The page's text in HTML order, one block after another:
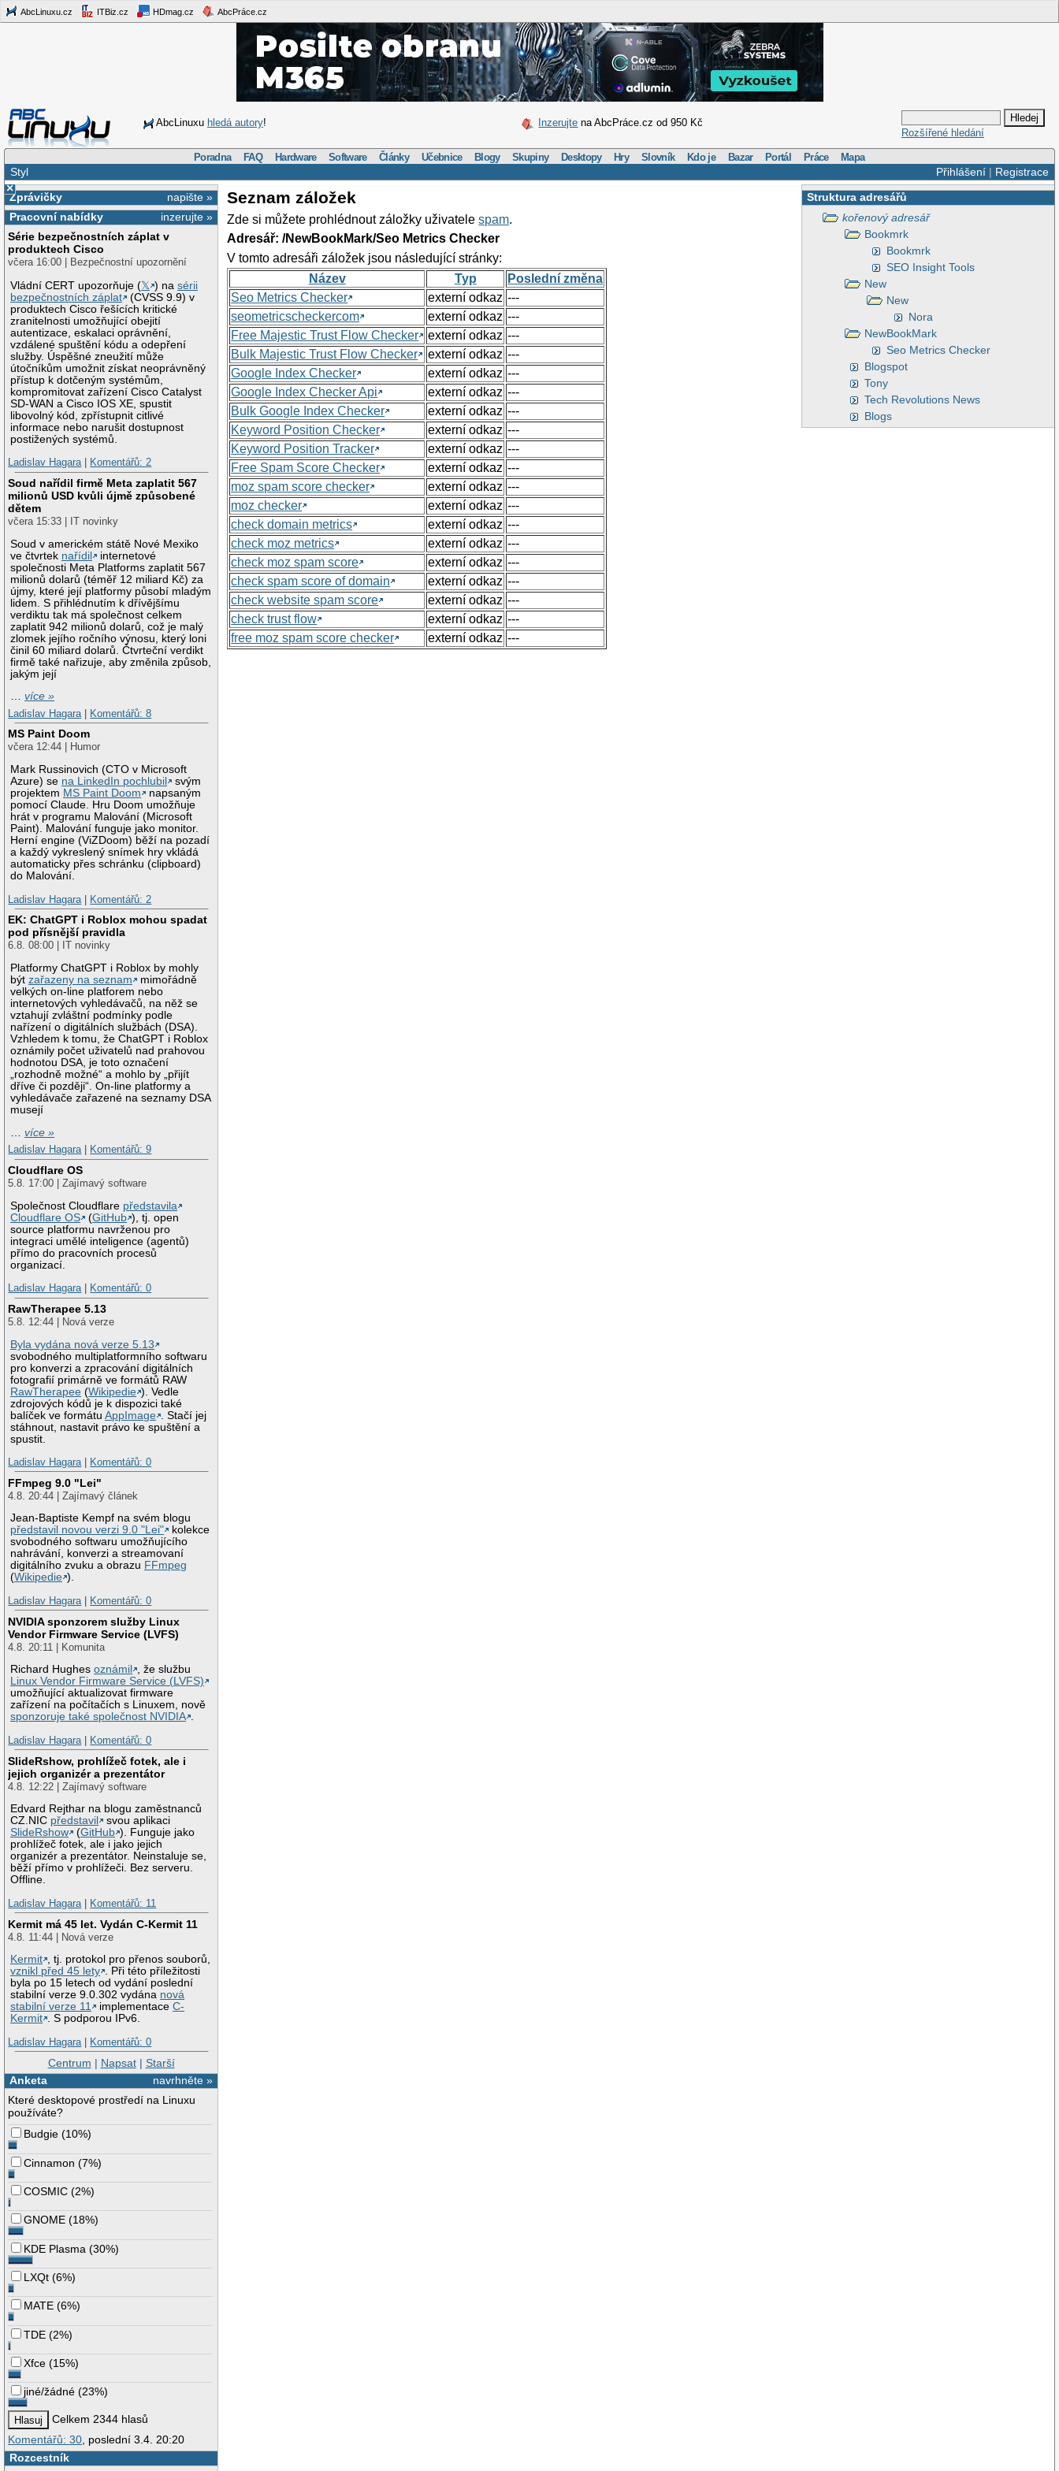
AbcLinuxu.cz ITBiz.cz HDmag.cz AbcPráce.cz
AbcLinuxu hledá autory! Inzerujte na AbcPráce.cz od 950 Kč
Rozšířené hledání
Poradna FAQ Hardware Software Články Učebnice Blogy Skupiny Desktopy Hry Slovník Kdo je Bazar Portál Práce Mapa
Přihlášení| Registrace
Styl
×
napište »
Zprávičky
inzerujte »
Pracovní nabídky
Série bezpečnostních záplat v
produktech Cisco
včera 16:00 | Bezpečnostní upozornění
Vládní CERT upozorňuje (𝕏 ) nasérii
bezpečnostních záplat
(CVSS 9.9) v
produktech Cisco řešících kritické
zranitelnosti umožňující obejití
autentizace, eskalaci oprávnění,
vzdálené spuštění kódu a odepření
služby. Úspěšné zneužití může
útočníkům umožnit získat neoprávněný
přístup k dotčeným systémům,
kompromitovat zařízení Cisco Catalyst
SD-WAN a Cisco IOS XE, spustit
libovolný kód, zpřístupnit citlivé
informace nebo narušit dostupnost
postižených systémů.
Ladislav Hagara| Komentářů: 2
Soud nařídil firmě Meta zaplatit 567
milionů USD kvůli újmě způsobené
dětem
včera 15:33 | IT novinky
Soud v americkém státě Nové Mexiko
ve čtvrtek nařídil
internetové
společnosti Meta Platforms zaplatit 567
milionů dolarů (téměř 12 miliard Kč) za
újmy, které její platformy působí mladým
lidem. S přihlédnutím k dřívějšímu
verdiktu tak má společnost celkem
zaplatit 942 milionů dolarů, což je malý
zlomek jejího ročního výnosu, který loni
činil 60 miliard dolarů. Čtvrteční verdikt
firmě také nařizuje, aby změnila způsob,
jakým její
…více »
Ladislav Hagara
Komentářů: 8
MS Paint Doom
včera 12:44 | Humor
Mark Russinovich (CTO v Microsoft
Azure) se na LinkedIn pochlubil
svým
projektem MS Paint Doom
napsaným
pomocí Claude. Hru Doom umožňuje
hrát v programu Malování (Microsoft
Paint). Malování funguje jako monitor.
Herní engine (ViZDoom) běží na pozadí
a každý vykreslený snímek hry vkládá
automaticky přes schránku (clipboard)
do Malování.
Ladislav Hagara
Komentářů: 2
EK: ChatGPT i Roblox mohou spadat
pod přísnější pravidla
6.8. 08:00 | IT novinky
Platformy ChatGPT i Roblox by mohly
býtzařazeny na seznam
mimořádně
velkých on-line platforem nebo
internetových vyhledávačů, na něž se
vztahují zvláštní podmínky podle
nařízení o digitálních službách (DSA).
Vzhledem k tomu, že ChatGPT i Roblox
oznámily počet uživatelů nad prahovou
hodnotou DSA, je toto označení
„rozhodně možné“ a mohlo by „přijít
dříve či později“. On-line platformy a
vyhledávače zařazené na seznamy DSA
musejí
…více »
Ladislav Hagara| Komentářů: 9
Cloudflare OS
5.8. 17:00 | Zajímavý software
Společnost Cloudflare představila
Cloudflare OS
(GitHub ), tj. open
source platformu navrženou pro
integraci umělé inteligence (agentů)
přímo do pracovních procesů
organizací.
Ladislav Hagara| Komentářů: 0
RawTherapee 5.13
5.8. 12:44 | Nová verze
Byla vydána nová verze 5.13
svobodného multiplatformního softwaru
pro konverzi a zpracování digitálních
fotografií primárně ve formátů RAW
RawTherapee (Wikipedie ). Vedle
zdrojových kódů je k dispozici také
balíček ve formátuAppImage
. Stačí jej
stáhnout, nastavit právo ke spuštění a
spustit.
Ladislav Hagara| Komentářů: 0
FFmpeg 9.0 "Lei"
4.8. 20:44 | Zajímavý článek
Jean-Baptiste Kempf na svém blogu
představil novou verzi 9.0 "Lei"
kolekce
svobodného softwaru umožňujícího
nahrávání, konverzi a streamovaní
digitálního zvuku a obrazu FFmpeg
(Wikipedie ).
Ladislav Hagara| Komentářů: 0
NVIDIA sponzorem služby Linux
Vendor Firmware Service (LVFS)
4.8. 20:11 | Komunita
Richard Hughesoznámil
, že službu
Linux Vendor Firmware Service (LVFS)
umožňující aktualizovat firmware
zařízení na počítačích s Linuxem, nově
sponzoruje také společnost NVIDIA .
Ladislav Hagara| Komentářů: 0
SlideRshow, prohlížeč fotek, ale i
jejich organizér a prezentátor
4.8. 12:22 | Zajímavý software
Edvard Rejthar na blogu zaměstnanců
CZ.NIC představil
svou aplikaci
SlideRshow
(GitHub ). Funguje jako
prohlížeč fotek, ale i jako jejich
organizér a prezentátor. Neinstaluje se,
běží přímo v prohlížeči. Bez serveru.
Offline.
Ladislav Hagara| Komentářů: 11
Kermit má 45 let. Vydán C-Kermit 11
4.8. 11:44 | Nová verze
Kermit , tj. protokol pro přenos souborů,
vznikl před 45 lety . Při této příležitosti
byla po 15 letech od vydání poslední
stabilní verze 9.0.302 vydána nová
stabilní verze 11
implementaceC-
Kermit . S podporou IPv6.
Ladislav Hagara| Komentářů: 0
Centrum | Napsat| Starší
navrhněte »
Anketa
Které desktopové prostředí na Linuxu
používáte?
Budgie (10%)
Cinnamon (7%)
COSMIC (2%)
GNOME (18%)
KDE Plasma (30%)
LXQt (6%)
MATE (6%)
TDE (2%)
Xfce (15%)
jiné/žádné (23%)
Celkem 2344 hlasů
Komentářů: 30 , poslední 3.4. 20:20
Rozcestník
Struktura adresářů
kořenový adresář
Bookmrk
Bookmrk
SEO Insight Tools
New
New
Nora
NewBookMark
Seo Metrics Checker
Blogspot
Tony
Tech Revolutions News
Blogs
Seznam záložek
Zde si můžete prohlédnout záložky uživatelespam.
Adresář: /NewBookMark/Seo Metrics Checker
V tomto adresáři záložek jsou následující stránky:
Název
Typ
Poslední změna
Seo Metrics Checker
externí odkaz ---
seometricscheckercom
externí odkaz ---
Free Majestic Trust Flow Checker
externí odkaz ---
Bulk Majestic Trust Flow Checker
externí odkaz ---
Google Index Checker
externí odkaz ---
Google Index Checker Api
externí odkaz ---
Bulk Google Index Checker
externí odkaz ---
Keyword Position Checker
externí odkaz ---
Keyword Position Tracker
externí odkaz ---
Free Spam Score Checker
externí odkaz ---
moz spam score checker
externí odkaz ---
moz checker
externí odkaz ---
check domain metrics
externí odkaz ---
check moz metrics
externí odkaz ---
check moz spam score
externí odkaz ---
check spam score of domain
externí odkaz ---
check website spam score
externí odkaz ---
check trust flow
externí odkaz ---
free moz spam score checker
externí odkaz ---